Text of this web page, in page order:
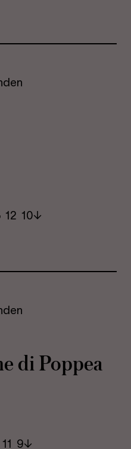
12 10
di Pop­pea
9